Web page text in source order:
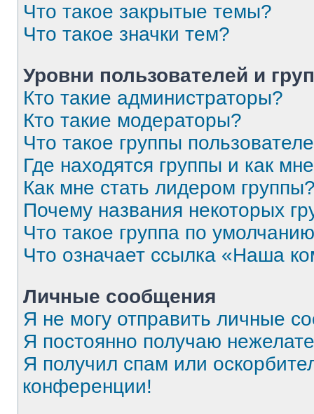
Что такое закрытые темы?
Что такое значки тем?
Уровни пользователей и
Кто такие администраторы?
Кто такие модераторы?
Что такое группы
Где находятся группы и как
Как мне стать лидером
Почему названия некоторых
Что такое группа по
Что означает ссылка «Наша
Личные сообщения
Я не могу отправить личные
Я постоянно получаю
Я получил спам или
конференции!